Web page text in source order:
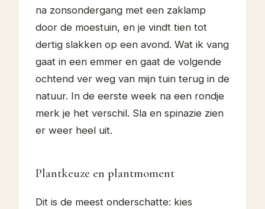
na zonsondergang met een zaklamp
door de moestuin, en je vindt tien tot
dertig slakken op een avond. Wat ik vang
gaat in een emmer en gaat de volgende
ochtend ver weg van mijn tuin terug in de
natuur. In de eerste week na een rondje
merk je het verschil. Sla en spinazie zien
er weer heel uit.
Plantkeuze en plantmoment
Dit is de meest onderschatte: kies